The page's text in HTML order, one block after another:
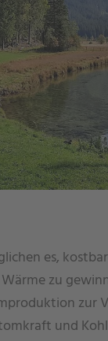
es,
zu
zur
und